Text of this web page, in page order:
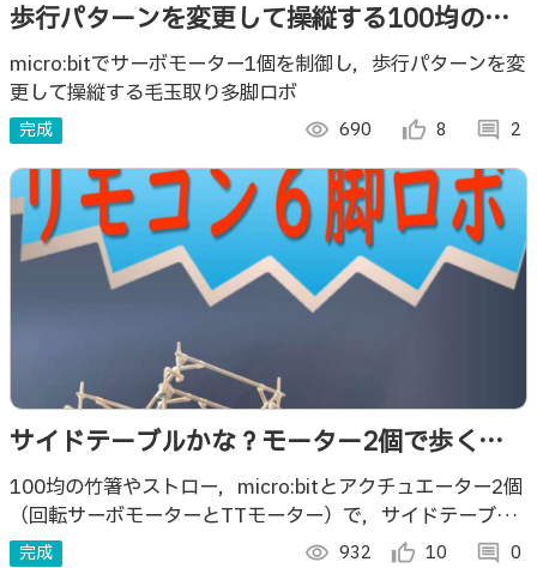
歩行パターンを変更して操縦する100均の毛
玉取り多脚ロボ
micro:bitでサーボモーター1個を制御し，歩行パターンを変
更して操縦する毛玉取り多脚ロボ
完成 visibility 690 thumb_up_alt 8 comment 2
サイドテーブルかな？モーター2個で歩くリ
モコン6脚ロボ
100均の竹箸やストロー，micro:bitとアクチュエーター2個
（回転サーボモーターとTTモーター）で，サイドテーブル
サイズ（63cm）のリモコン多脚ロボを作りました．
完成 visibility 932 thumb_up_alt 10 comment 0